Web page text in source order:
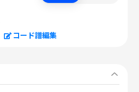
コード譜編集